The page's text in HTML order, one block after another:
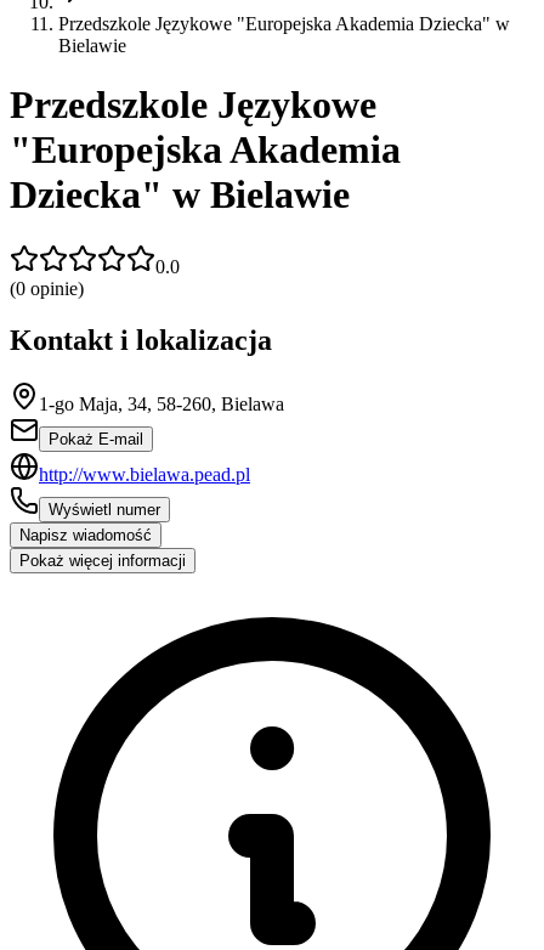
Przedszkole Językowe "Europejska Akademia Dziecka" w
Bielawie
Przedszkole Językowe
"Europejska Akademia
Dziecka" w Bielawie
0.0
(0 opinie)
Kontakt i lokalizacja
1-go Maja, 34, 58-260, Bielawa
Pokaż E-mail
http://www.bielawa.pead.pl
Wyświetl numer
Napisz wiadomość
Pokaż więcej informacji